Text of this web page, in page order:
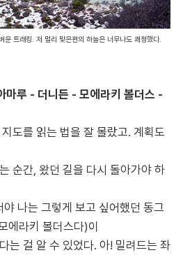
운 트래킹. 저 멀리 맞은편의 하늘은 너무나도 쾌청했다.
마루 - 더니든 - 모에라키 볼더스 -
도를 읽는 법을 잘 몰랐고. 계획도
순간, 왔던 길을 다시 돌아가야 하
나는 그렇게 보고 싶어했던 동그
에라키 볼더스다)이
는 걸 알 수 있었다. 아! 밀려드는 좌